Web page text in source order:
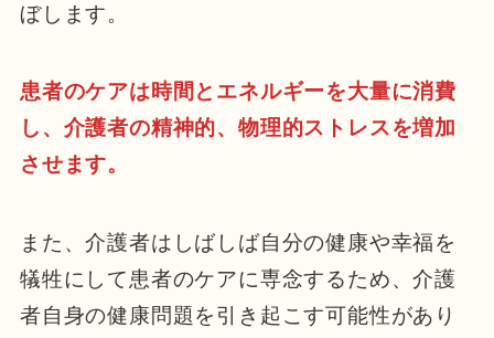
ぼします。
患者のケアは時間とエネルギーを大量に消費
し、介護者の精神的、物理的ストレスを増加
させます。
また、介護者はしばしば自分の健康や幸福を
犠牲にして患者のケアに専念するため、介護
者自身の健康問題を引き起こす可能性があり